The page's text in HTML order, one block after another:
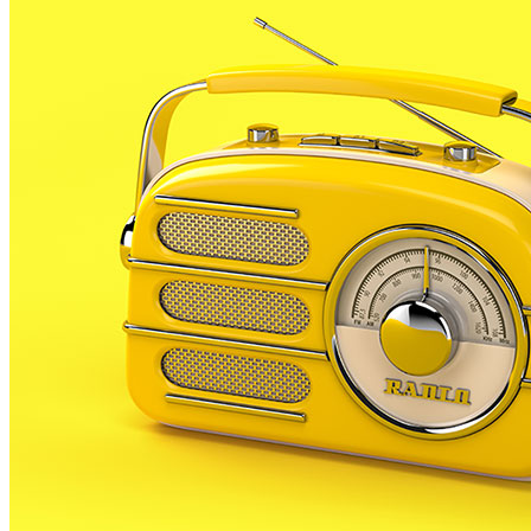
addiccions a l’alcohol, el tabac i les drogues, entre
En total aquest curs s’han programat 10 xerrades, 3
Ventijol i l’Escola Sa Forcanera.
Les xerrades estan adreçades específicament als
centres, i tracten aspectes d’interès relacionats
Les xerrades aniran a càrrec de professionals
cicle de xerrades, que es va encetar a finals de
La primera xerrada va tractar sobre salut sexual per
en parlar de les drogues en el seu sentit més ampli.
La resta de xerrades les trobareu a la nostra plana